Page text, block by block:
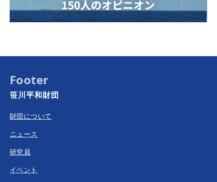
Footer
笹川平和財団
財団について
ニュース
研究員
イベント